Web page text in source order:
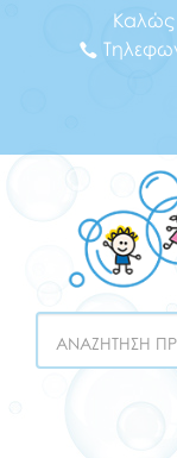
Καλώς